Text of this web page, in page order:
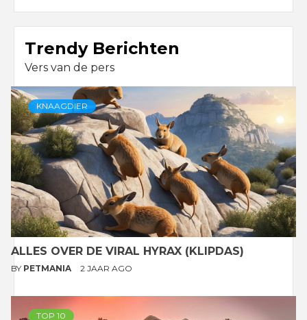
Trendy Berichten
Vers van de pers
KNAAGDIER
ALLES OVER DE VIRAL HYRAX (KLIPDAS)
BY PETMANIA 2 JAAR AGO
TOP 10